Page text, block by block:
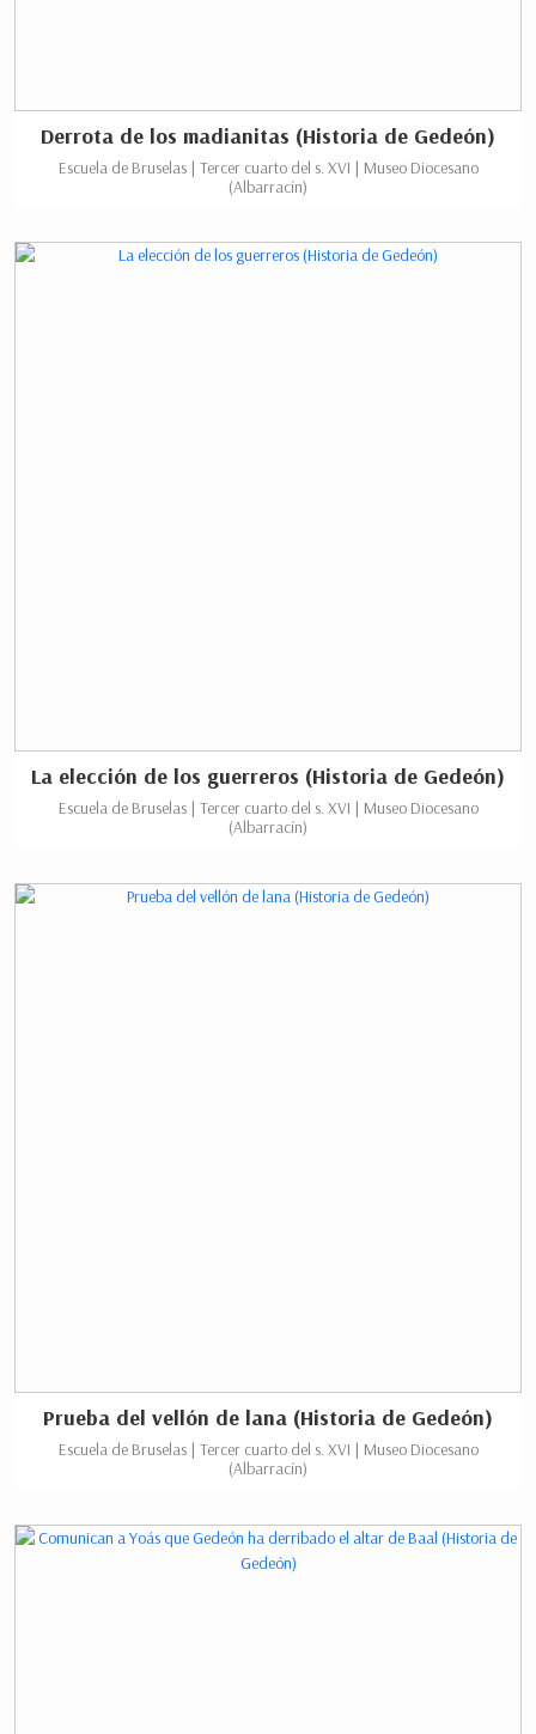
Derrota de los madianitas (Historia de Gedeón)
Escuela de Bruselas | Tercer cuarto del s. XVI | Museo Diocesano
(Albarracín)
La elección de los guerreros (Historia de Gedeón)
Escuela de Bruselas | Tercer cuarto del s. XVI | Museo Diocesano
(Albarracín)
Prueba del vellón de lana (Historia de Gedeón)
Escuela de Bruselas | Tercer cuarto del s. XVI | Museo Diocesano
(Albarracín)